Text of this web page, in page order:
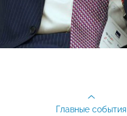
Главные события